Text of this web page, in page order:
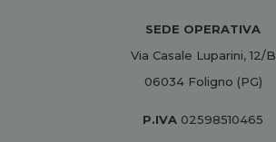
SEDE OPERATIVA
Via Casale Luparini, 12/B
06034 Foligno (PG)
P.IVA 02598510465